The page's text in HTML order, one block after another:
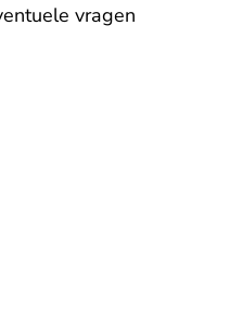
vragen